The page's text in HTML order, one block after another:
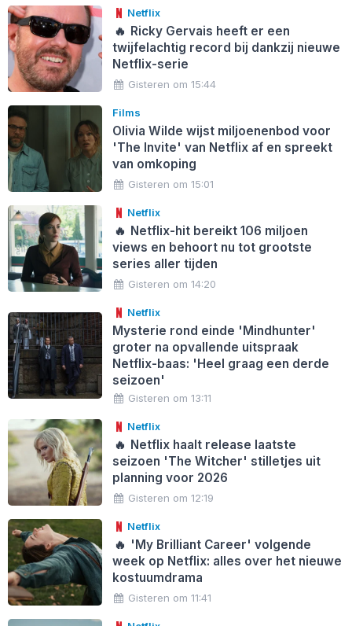
Netflix
🔥 Ricky Gervais heeft er een
twijfelachtig record bij dankzij nieuwe
Netflix-serie
Gisteren om 15:44
Films
Olivia Wilde wijst miljoenenbod voor
'The Invite' van Netflix af en spreekt
van omkoping
Gisteren om 15:01
Netflix
🔥 Netflix-hit bereikt 106 miljoen
views en behoort nu tot grootste
series aller tijden
Gisteren om 14:20
Netflix
Mysterie rond einde 'Mindhunter'
groter na opvallende uitspraak
Netflix-baas: 'Heel graag een derde
seizoen'
Gisteren om 13:11
Netflix
🔥 Netflix haalt release laatste
seizoen 'The Witcher' stilletjes uit
planning voor 2026
Gisteren om 12:19
Netflix
🔥 'My Brilliant Career' volgende
week op Netflix: alles over het nieuwe
kostuumdrama
Gisteren om 11:41